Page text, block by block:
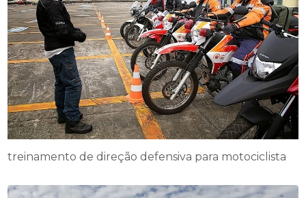
treinamento de direção defensiva para motociclista